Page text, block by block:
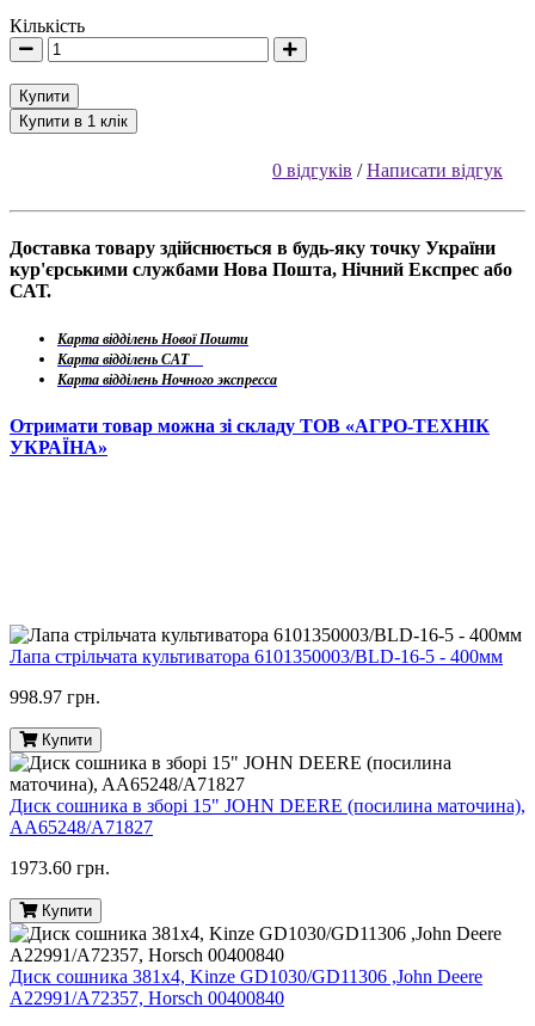
Кількість
Купити
Купити в 1 клік
0 відгуків /Написати відгук
Доставка товару здійснюється в будь-яку точку України
кур'єрськими службами Нова Пошта, Нічний Експрес або
САТ.
Карта відділень Нової Пошти
Карта відділень САТ
Карта відділень Ночного экспресса
Отримати товар можна зі складу ТОВ «АГРО-ТЕХНІК
УКРАЇНА»
Лапа стрільчата культиватора 6101350003/BLD-16-5 - 400мм
998.97 грн.
Купити
Диск сошника в зборі 15" JOHN DEERE (посилина маточина),
AA65248/A71827
1973.60 грн.
Купити
Диск сошника 381x4, Kinze GD1030/GD11306 ,John Deere
A22991/A72357, Horsch 00400840